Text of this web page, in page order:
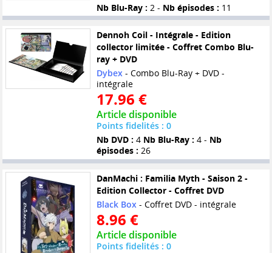
Nb Blu-Ray : 2 - Nb épisodes : 11
Dennoh Coil - Intégrale - Edition
collector limitée - Coffret Combo Blu-
ray + DVD
Dybex- Combo Blu-Ray + DVD -
intégrale
17.96 €
Article disponible
Points fidelités : 0
Nb DVD : 4 Nb Blu-Ray : 4 - Nb
épisodes : 26
DanMachi : Familia Myth - Saison 2 -
Edition Collector - Coffret DVD
Black Box- Coffret DVD - intégrale
8.96 €
Article disponible
Points fidelités : 0